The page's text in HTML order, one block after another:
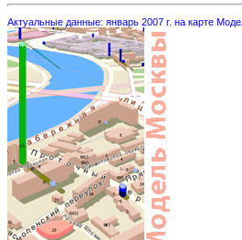
Актуальные данные: январь 2007 г. на карте